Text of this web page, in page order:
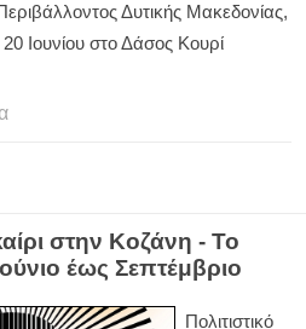
Δυτικής Μακεδονίας,
Ιουνίου στο Δάσος Κουρί
στην Κοζάνη - Το
έως Σεπτέμβριο
Πολιτιστικό